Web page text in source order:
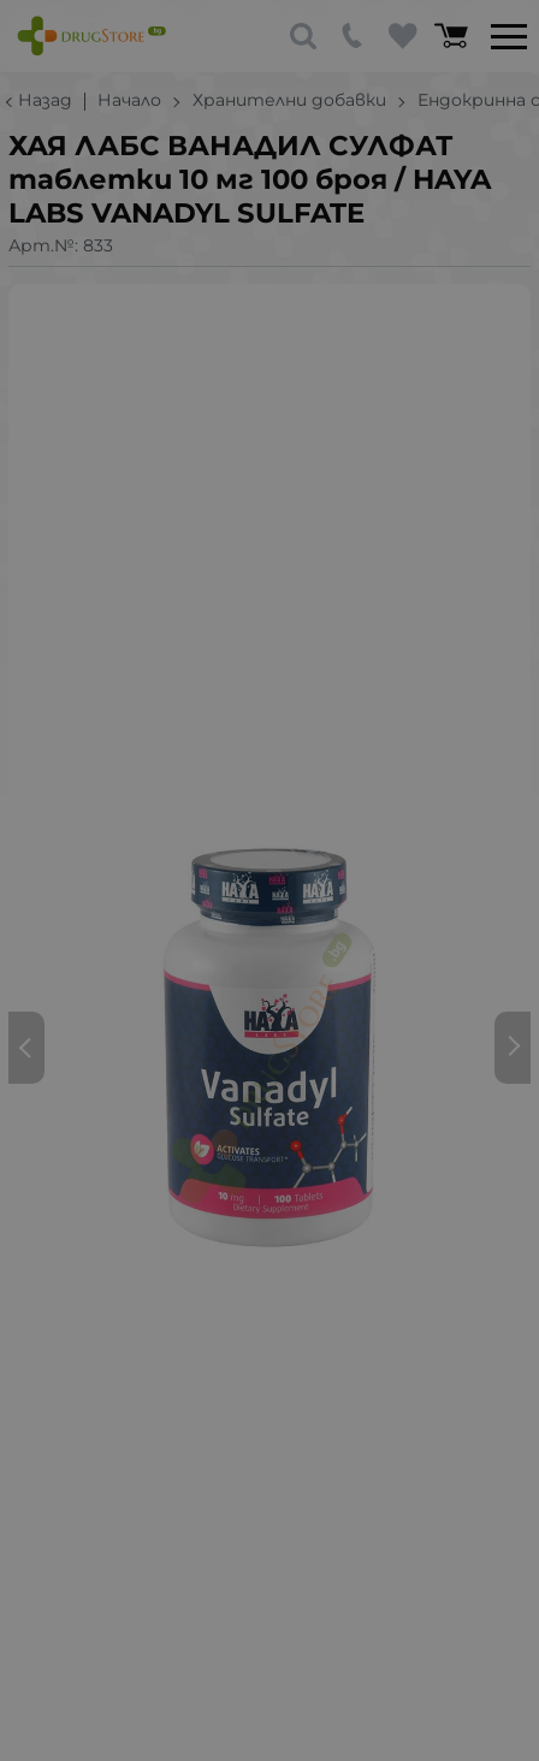
Назад Начало Хранителни добавки Ендокринна
ХАЯ ЛАБС ВАНАДИЛ СУЛФАТ
таблетки 10 мг 100 броя / HAYA
LABS VANADYL SULFATE
Арт.№: 833